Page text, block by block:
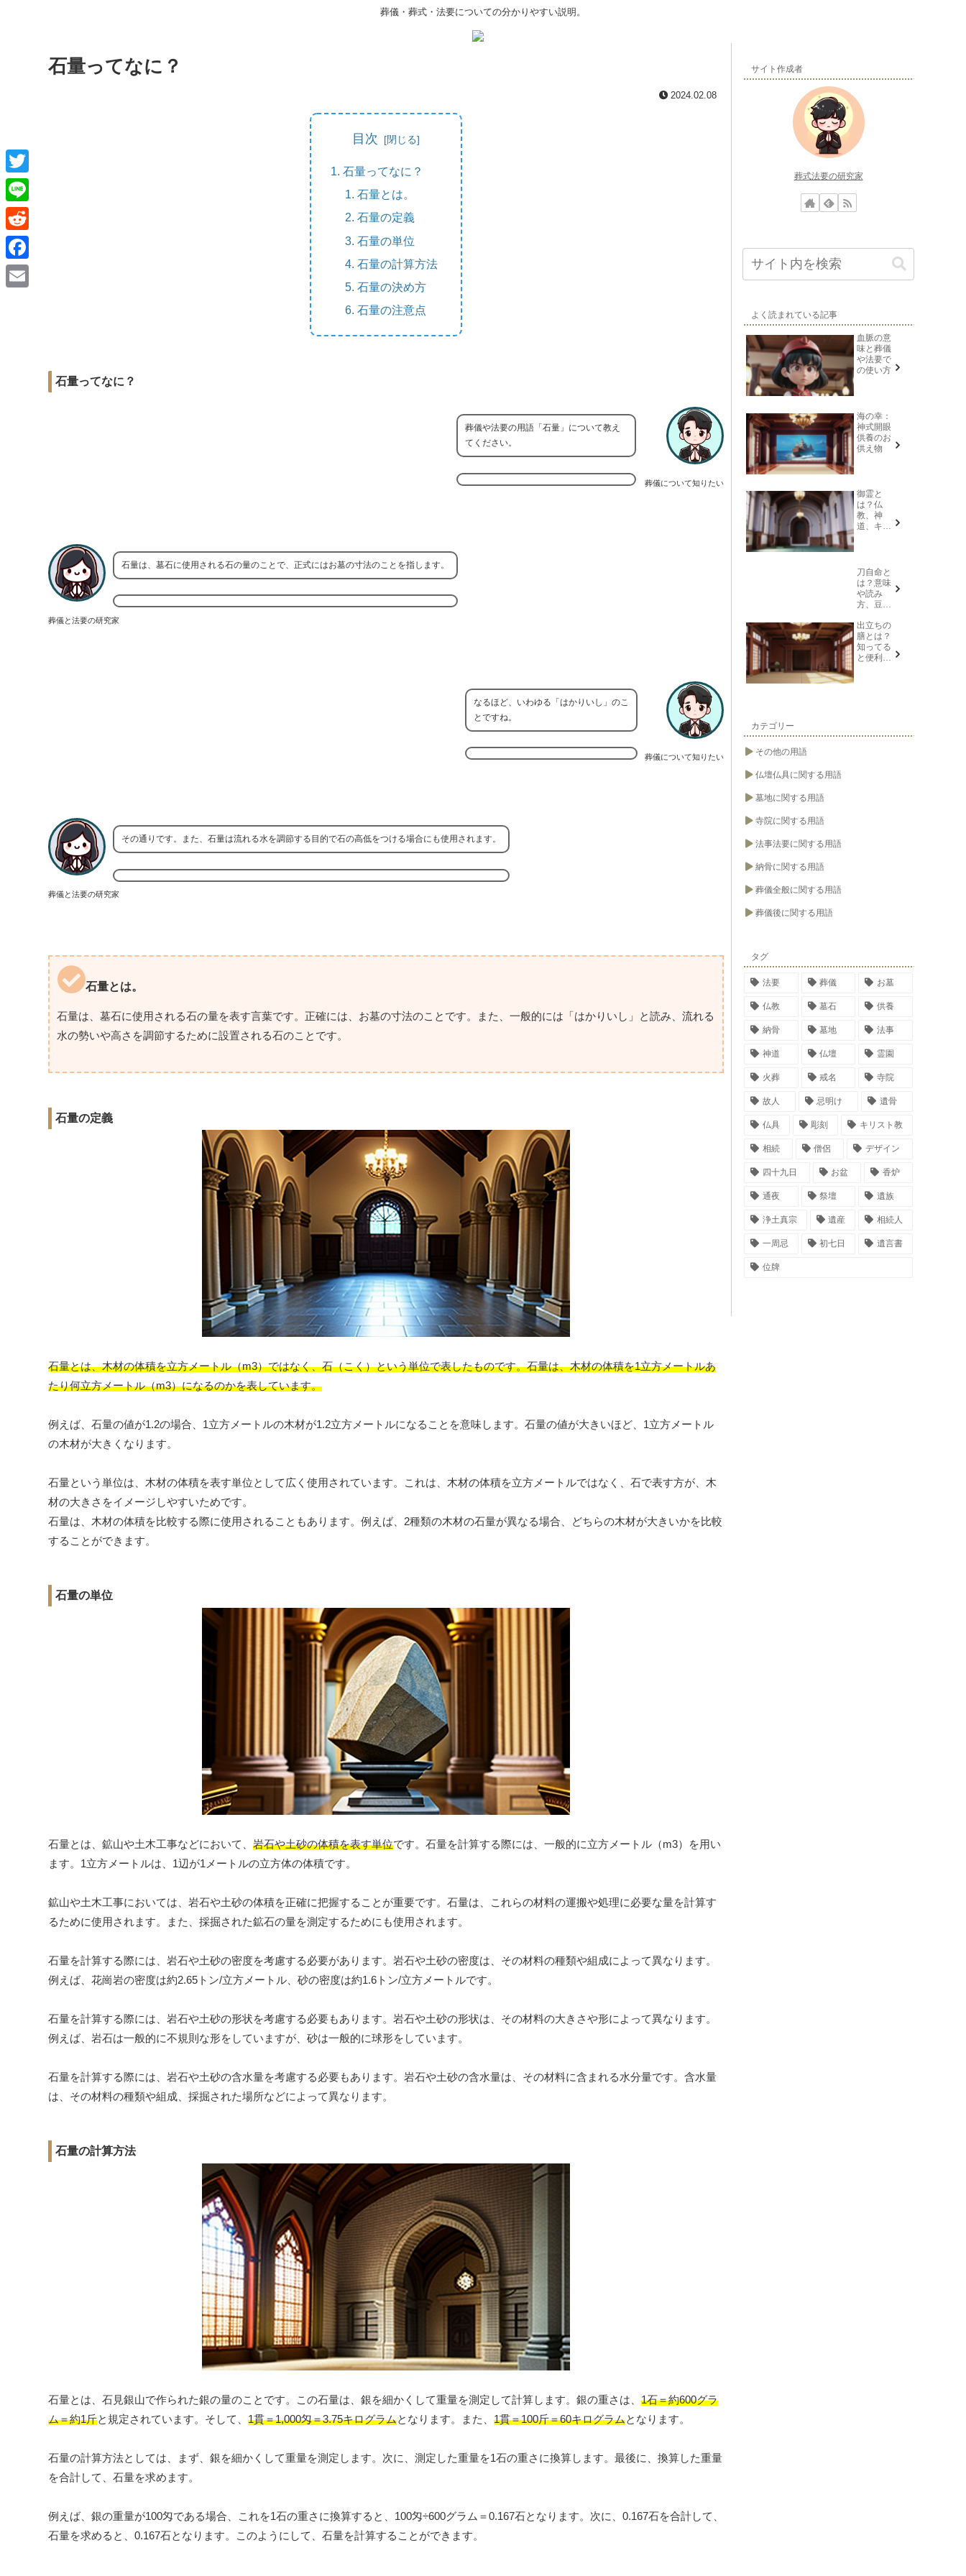
葬儀・葬式・法要についての分かりやすい説明。
石量ってなに？
2024.02.08
目次
石量ってなに？
石量とは。
石量の定義
石量の単位
石量の計算方法
石量の決め方
石量の注意点
石量ってなに？
葬儀について知りたい
葬儀や法要の用語「石量」について教え
てください。
葬儀と法要の研究家
石量は、墓石に使用される石の量のことで、正式にはお墓の寸法のことを指します。
葬儀について知りたい
なるほど、いわゆる「はかりいし」のこ
とですね。
葬儀と法要の研究家
その通りです。また、石量は流れる水を調節する目的で石の高低をつける場合にも使用されます。
石量とは。
石量は、墓石に使用される石の量を表す言葉です。正確には、お墓の寸法のことです。また、一般的には「はかりいし」と読み、流れる
水の勢いや高さを調節するために設置される石のことです。
石量の定義
石量とは、木材の体積を立方メートル（m3）ではなく、石（こく）という単位で表したものです。石量は、木材の体積を1立方メートルあ
たり何立方メートル（m3）になるのかを表しています。
例えば、石量の値が1.2の場合、1立方メートルの木材が1.2立方メートルになることを意味します。石量の値が大きいほど、1立方メートル
の木材が大きくなります。
石量という単位は、木材の体積を表す単位として広く使用されています。これは、木材の体積を立方メートルではなく、石で表す方が、木
材の大きさをイメージしやすいためです。
石量は、木材の体積を比較する際に使用されることもあります。例えば、2種類の木材の石量が異なる場合、どちらの木材が大きいかを比較
することができます。
石量の単位
石量とは、鉱山や土木工事などにおいて、 岩石や土砂の体積を表す単位です。石量を計算する際には、一般的に立方メートル（m3）を用い
ます。1立方メートルは、1辺が1メートルの立方体の体積です。
鉱山や土木工事においては、岩石や土砂の体積を正確に把握することが重要です。石量は、これらの材料の運搬や処理に必要な量を計算す
るために使用されます。また、採掘された鉱石の量を測定するためにも使用されます。
石量を計算する際には、岩石や土砂の密度を考慮する必要があります。岩石や土砂の密度は、その材料の種類や組成によって異なります。
例えば、花崗岩の密度は約2.65トン/立方メートル、砂の密度は約1.6トン/立方メートルです。
石量を計算する際には、岩石や土砂の形状を考慮する必要もあります。岩石や土砂の形状は、その材料の大きさや形によって異なります。
例えば、岩石は一般的に不規則な形をしていますが、砂は一般的に球形をしています。
石量を計算する際には、岩石や土砂の含水量を考慮する必要もあります。岩石や土砂の含水量は、その材料に含まれる水分量です。含水量
は、その材料の種類や組成、採掘された場所などによって異なります。
石量の計算方法
石量とは、石見銀山で作られた銀の量のことです。この石量は、銀を細かくして重量を測定して計算します。銀の重さは、 1石＝約600グラ
ム＝約1斤と規定されています。そして、 1貫＝1,000匁＝3.75キログラムとなります。また、 1貫＝100斤＝60キログラムとなります。
石量の計算方法としては、まず、銀を細かくして重量を測定します。次に、測定した重量を1石の重さに換算します。最後に、換算した重量
を合計して、石量を求めます。
例えば、銀の重量が100匁である場合、これを1石の重さに換算すると、100匁÷600グラム＝0.167石となります。次に、0.167石を合計して、
石量を求めると、0.167石となります。このようにして、石量を計算することができます。
サイト作成者
葬式法要の研究家
よく読まれている記事
血脈の意
味と葬儀
や法要で
の使い方
海の幸：
神式開眼
供養のお
供え物
御霊と
は？仏
教、神
道、キリ
説
刀自命と
は？意味
や読み
方、豆知
出立ちの
膳とは？
知ってる
と便利な
カテゴリー
その他の用語
仏壇仏具に関する用語
墓地に関する用語
寺院に関する用語
法事法要に関する用語
納骨に関する用語
葬儀全般に関する用語
葬儀後に関する用語
タグ
法要 葬儀 お墓
仏教 墓石 供養
納骨 墓地 法事
神道 仏壇 霊園
火葬 戒名 寺院
故人 忌明け 遺骨
仏具 彫刻 キリスト教
相続 僧侶 デザイン
四十九日 お盆 香炉
通夜 祭壇 遺族
浄土真宗 遺産 相続人
一周忌 初七日 遺言書
位牌
T
w
i
t
L
i
n
e
R
e
d
F